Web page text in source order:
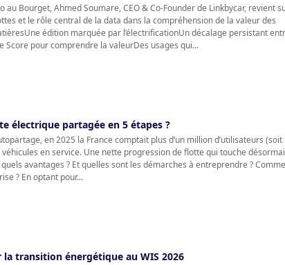
au Bourget, Ahmed Soumare, CEO & Co-Founder de Linkbycar, revient
et le rôle central de la data dans la compréhension de la valeur des
édition marquée par l’électrificationUn décalage persistant
Score pour comprendre la valeurDes usages qui...
électrique partagée en 5 étapes ?
en 2025 la France comptait plus d’un million d’utilisateurs (soit
en service. Une nette progression de flotte qui touche
avantages ? Et quelles sont les démarches à entreprendre ?
? En optant pour...
la transition énergétique au WIS 2026